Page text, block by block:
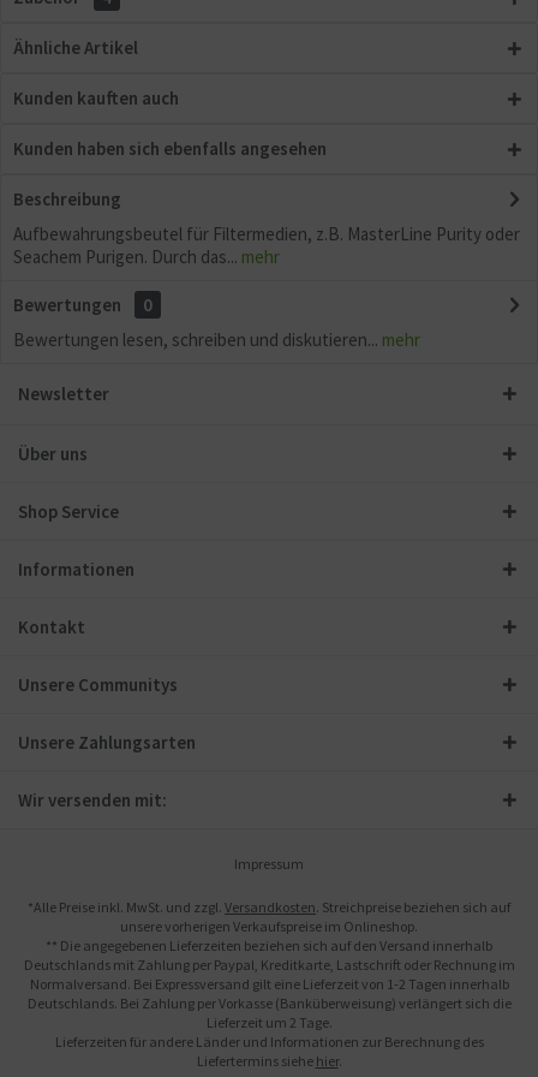
Ähnliche Artikel
Kunden kauften auch
Kunden haben sich ebenfalls angesehen
Beschreibung
Aufbewahrungsbeutel für Filtermedien, z.B. MasterLine Purity oder
Seachem Purigen. Durch das... mehr
Bewertungen
0
Bewertungen lesen, schreiben und diskutieren... mehr
Newsletter
Über uns
Shop Service
Informationen
Kontakt
Unsere Communitys
Unsere Zahlungsarten
Wir versenden mit:
Impressum
*Alle Preise inkl. MwSt. und zzgl. Versandkosten. Streichpreise beziehen sich auf
unsere vorherigen Verkaufspreise im Onlineshop.
** Die angegebenen Lieferzeiten beziehen sich auf den Versand innerhalb
Deutschlands mit Zahlung per Paypal, Kreditkarte, Lastschrift oder Rechnung im
Normalversand. Bei Expressversand gilt eine Lieferzeit von 1-2 Tagen innerhalb
Deutschlands. Bei Zahlung per Vorkasse (Banküberweisung) verlängert sich die
Lieferzeit um 2 Tage.
Lieferzeiten für andere Länder und Informationen zur Berechnung des
Liefertermins siehe hier.